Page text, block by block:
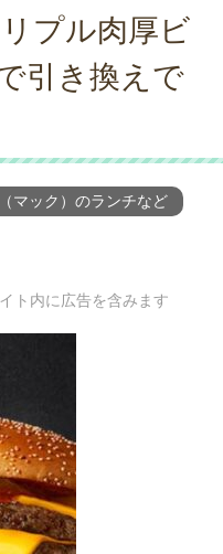
プル肉厚ビ
引き換えで
マック）のランチなど
ト内に広告を含みます